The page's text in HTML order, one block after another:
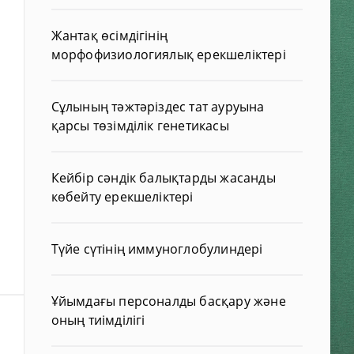
Жантақ өсімдігінің
морфофизиологиялық ерекшеліктері
Сұлының тәжтәріздес тат ауруына
қарсы төзімділік генетикасы
Кейбір сәндік балықтарды жасанды
көбейту ерекшеліктері
Түйе сүтінің иммуноглобулиндері
Ұйымдағы персоналды басқару және
оның тиімділігі